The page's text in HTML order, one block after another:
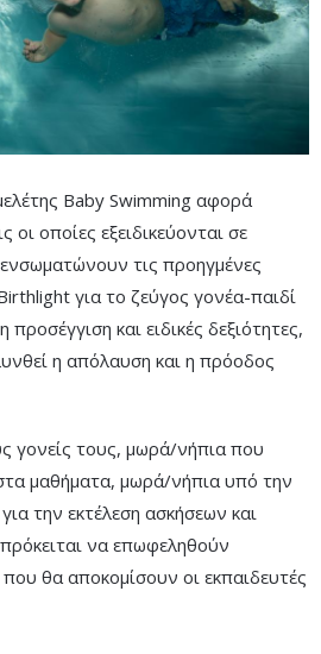
Baby Swimming αφορά
οι οποίες εξειδικεύονται σε
τις προηγμένες
για το ζεύγος γονέα-παιδί
και ειδικές δεξιότητες,
η απόλαυση και η πρόοδος
γονείς τους, μωρά/νήπια που
μαθήματα, μωρά/νήπια υπό την
την εκτέλεση ασκήσεων και
να επωφεληθούν
θα αποκομίσουν οι εκπαιδευτές